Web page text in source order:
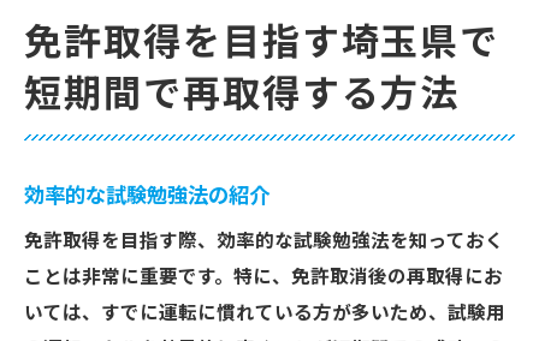
免許取得を目指す埼玉県で
短期間で再取得する方法
効率的な試験勉強法の紹介
免許取得を目指す際、効率的な試験勉強法を知っておく
ことは非常に重要です。特に、免許取消後の再取得にお
いては、すでに運転に慣れている方が多いため、試験用